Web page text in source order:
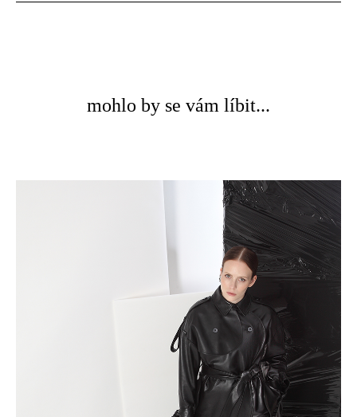
mohlo by se vám líbit...